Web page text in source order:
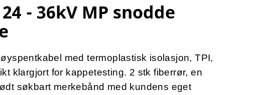
24 - 36kV MP snodde
med termoplastisk isolasjon, TPI,
klargjort for kappetesting. 2 stk fiberrør, en
søkbart merkebånd med kundens eget